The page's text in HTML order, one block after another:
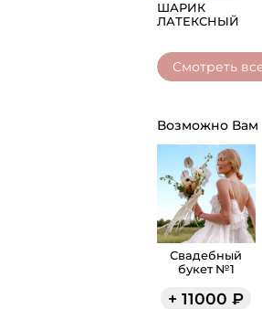
ШАРИК
ЛАТЕКСНЫЙ
Смотреть
Возможно Вам
Свадебный
букет №1
+11000 ₽